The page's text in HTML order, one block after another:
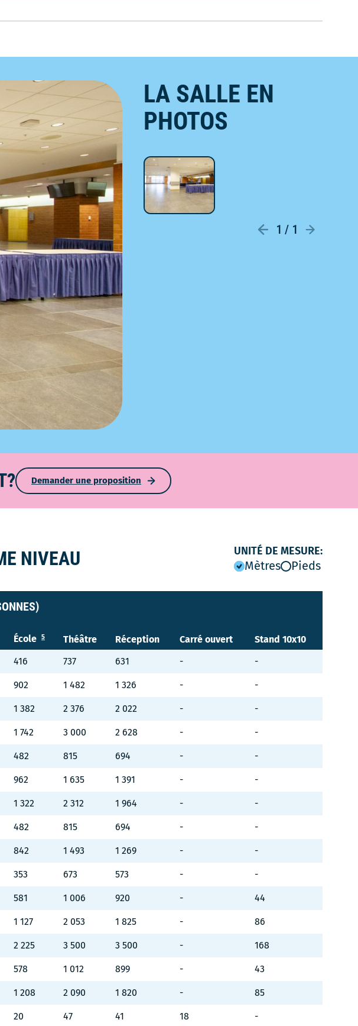
LA SALLE EN
PHOTOS
1 / 1
Demander une proposition
NIVEAU UNITÉ DE MESURE:
Mètres Pieds
École 5 Théâtre Réception Carré ouvert
Stand 10x10
416 737 631 - -
902 1 482 1 326 - -
1 382 2 376 2 022 - -
1 742 3 000 2 628 - -
482 815 694 - -
962 1 635 1 391 - -
1 322 2 312 1 964 - -
482 815 694 - -
842 1 493 1 269 - -
353 673 573 - -
581 1 006 920 - 44
1 127 2 053 1 825 - 86
2 225 3 500 3 500 - 168
578 1 012 899 - 43
1 208 2 090 1 820 - 85
20 47 41 18 -